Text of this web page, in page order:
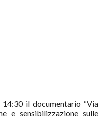
il documentario “Via
e sensibilizzazione sulle